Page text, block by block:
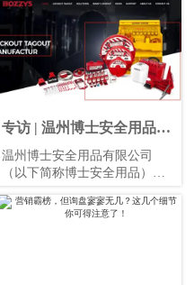
时常用的两种方式。相信很多
外贸人在进行海外客户或同行
的背调时都会去搜索引擎查找
其独立站（国内称官网）、平
台店铺（类似阿里巴巴、中国
制造网等），通过独立站和店
化、产品详情、企业联系方式
专访 | 温州博士安全用品：
月均询盘160的超强攻略
温州博士安全用品有限公司
（以下简称博士安全用品）是
扣、安全阀锁具、安全电缆锁